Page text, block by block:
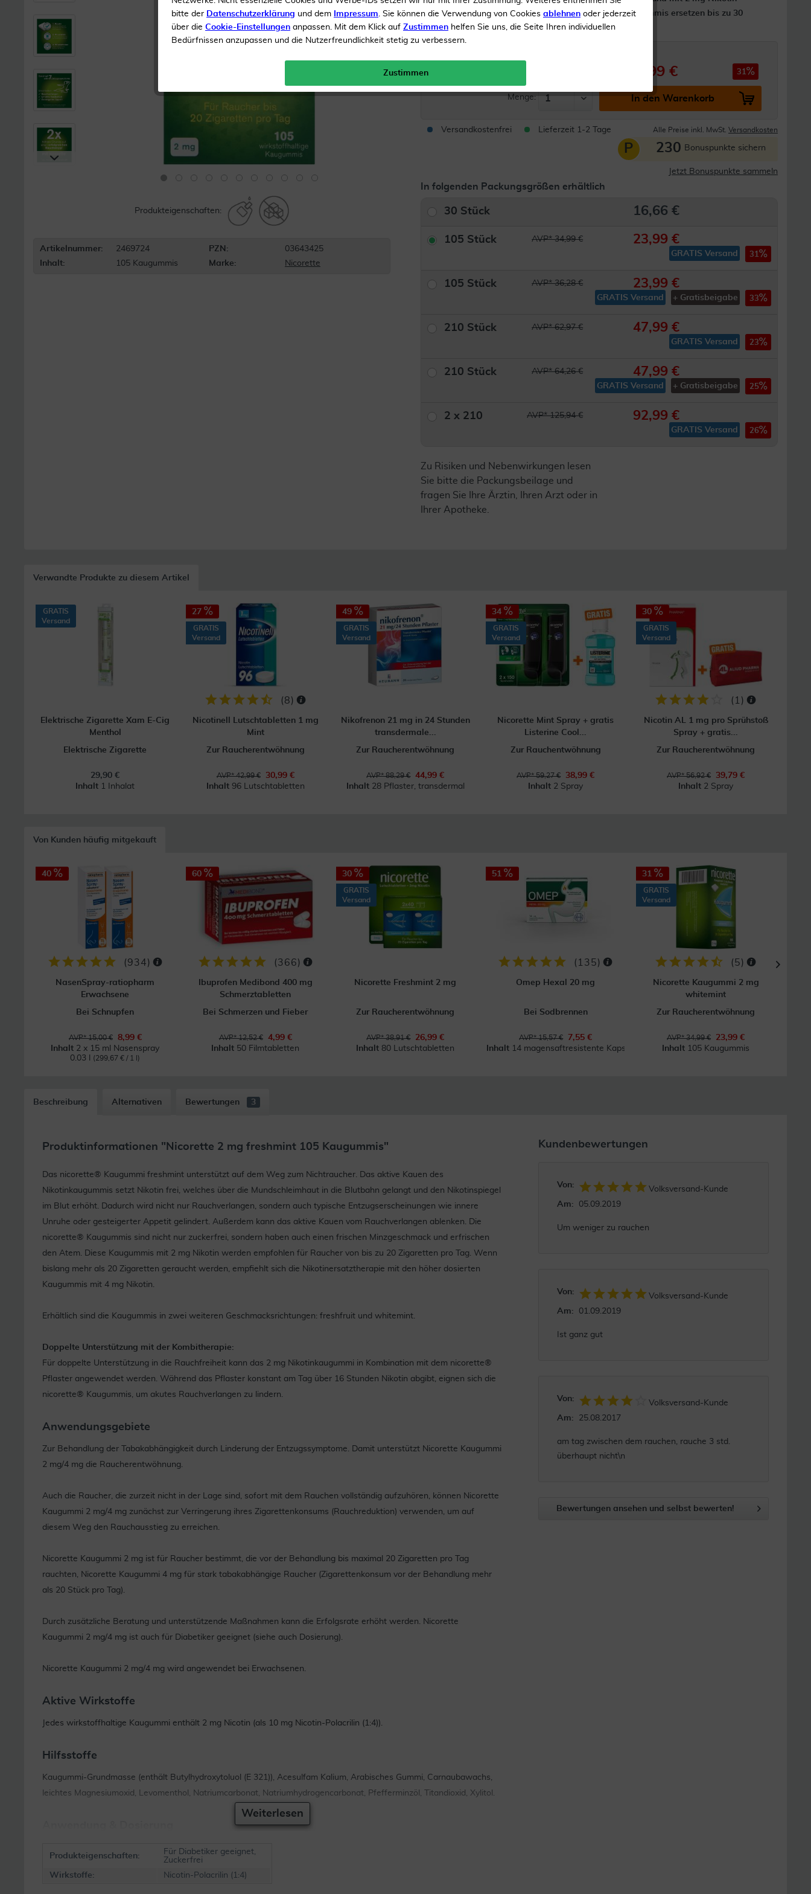
Raucherentwöhnung
30 Kaugummis ersetzen bis zu 30
Zigaretten
Produkteigenschaften:
Artikelnummer: 2469724 PZN:
03643425
Inhalt:
105 Kaugummis Marke: Nicorette
23,99 € 31
Menge: In den Warenkorb
Versandkostenfrei Lieferzeit 1-2 Tage Alle Preise inkl. MwSt. Versandkosten
P 230 Bonuspunkte sichern
Jetzt Bonuspunkte sammeln
In folgenden Packungsgrößen erhältlich
30 Stück 16,66 €
105 Stück AVP* 34,99 € 23,99 €
GRATIS Versand 31
105 Stück AVP* 36,28 € 23,99 €
GRATIS Versand + Gratisbeigabe 33
210 Stück AVP* 62,97 € 47,99 €
GRATIS Versand 23
210 Stück AVP* 64,26 € 47,99 €
GRATIS Versand + Gratisbeigabe 25
2 x 210 AVP* 125,94 € 92,99 €
GRATIS Versand 26
Zu Risiken und Nebenwirkungen lesen
Sie bitte die Packungsbeilage und
fragen Sie Ihre Ärztin, Ihren Arzt oder in
Ihrer Apotheke.
Verwandte Produkte zu diesem Artikel
GRATIS
Versand
Elektrische Zigarette Xam E-Cig
Menthol
Elektrische Zigarette
29,90 €
Inhalt 1 Inhalat
27
GRATIS
Versand
(8)
Nicotinell Lutschtabletten 1 mg
Mint
Zur Raucherentwöhnung
AVP* 42,99 €
30,99 €
Inhalt 96 Lutschtabletten
49
GRATIS
Versand
Nikofrenon 21 mg in 24 Stunden
transdermale...
Zur Raucherentwöhnung
AVP* 88,29 €
44,99 €
Inhalt 28 Pflaster, transdermal
34
GRATIS
Versand
Nicorette Mint Spray + gratis
Listerine Cool...
Zur Rauchentwöhnung
AVP* 59,27 €
38,99 €
Inhalt 2 Spray
30
GRATIS
Versand
( 1 )
Nicotin AL 1 mg pro Sprühstoß
Spray + gratis...
Zur Raucherentwöhnung
AVP* 56,92 €
39,79 €
Inhalt 2 Spray
Von Kunden häufig mitgekauft
40
(934)
NasenSpray-ratiopharm
Erwachsene
Bei Schnupfen
AVP* 15,00 €
8,99 €
Inhalt 2 x 15 ml Nasenspray
0.03 l
(299,67 € / 1 l)
60
(366)
Ibuprofen Medibond 400 mg
Schmerztabletten
Bei Schmerzen und Fieber
AVP* 12,52 €
4,99 €
Inhalt 50 Filmtabletten
30
GRATIS
Versand
Nicorette Freshmint 2 mg
Zur Raucherentwöhnung
AVP* 38,91 €
26,99 €
Inhalt 80 Lutschtabletten
51
( 135)
Omep Hexal 20 mg
Bei Sodbrennen
AVP* 15,57 €
7,55 €
Inhalt 14 magensaftresistente Kapseln
31
GRATIS
Versand
(5)
Nicorette Kaugummi 2 mg
whitemint
Zur Raucherentwöhnung
AVP* 34,99 €
23,99 €
Inhalt 105 Kaugummis
Beschreibung Alternativen Bewertungen 3
Produktinformationen "Nicorette 2 mg freshmint 105 Kaugummis"
Das nicorette® Kaugummi freshmint unterstützt auf dem Weg zum Nichtraucher. Das aktive Kauen des
Nikotinkaugummis setzt Nikotin frei, welches über die Mundschleimhaut in die Blutbahn gelangt und den Nikotinspiegel
im Blut erhöht. Dadurch wird nicht nur Rauchverlangen, sondern auch typische Entzugserscheinungen wie innere
Unruhe oder gesteigerter Appetit gelindert. Außerdem kann das aktive Kauen vom Rauchverlangen ablenken. Die
nicorette® Kaugummis sind nicht nur zuckerfrei, sondern haben auch einen frischen Minzgeschmack und erfrischen
den Atem. Diese Kaugummis mit 2 mg Nikotin werden empfohlen für Raucher von bis zu 20 Zigaretten pro Tag. Wenn
bislang mehr als 20 Zigaretten geraucht werden, empfiehlt sich die Nikotinersatztherapie mit den höher dosierten
Kaugummis mit 4 mg Nikotin.
Erhältlich sind die Kaugummis in zwei weiteren Geschmacksrichtungen: freshfruit und whitemint.
Doppelte Unterstützung mit der Kombitherapie:
Für doppelte Unterstützung in die Rauchfreiheit kann das 2 mg Nikotinkaugummi in Kombination mit dem nicorette®
Pflaster angewendet werden. Während das Pflaster konstant am Tag über 16 Stunden Nikotin abgibt, eignen sich die
nicorette® Kaugummis, um akutes Rauchverlangen zu lindern.
Anwendungsgebiete
Zur Behandlung der Tabakabhängigkeit durch Linderung der Entzugssymptome. Damit unterstützt Nicorette Kaugummi
2 mg/4 mg die Raucherentwöhnung.
Auch die Raucher, die zurzeit nicht in der Lage sind, sofort mit dem Rauchen vollständig aufzuhören, können Nicorette
Kaugummi 2 mg/4 mg zunächst zur Verringerung ihres Zigarettenkonsums (Rauchreduktion) verwenden, um auf
diesem Weg den Rauchausstieg zu erreichen.
Nicorette Kaugummi 2 mg ist für Raucher bestimmt, die vor der Behandlung bis maximal 20 Zigaretten pro Tag
rauchten, Nicorette Kaugummi 4 mg für stark tabakabhängige Raucher (Zigarettenkonsum vor der Behandlung mehr
als 20 Stück pro Tag).
Durch zusätzliche Beratung und unterstützende Maßnahmen kann die Erfolgsrate erhöht werden. Nicorette
Kaugummi 2 mg/4 mg ist auch für Diabetiker geeignet (siehe auch Dosierung).
Nicorette Kaugummi 2 mg/4 mg wird angewendet bei Erwachsenen.
Aktive Wirkstoffe
Jedes wirkstoffhaltige Kaugummi enthält 2 mg Nicotin (als 10 mg Nicotin-Polacrilin (1:4)).
Hilfsstoffe
Kaugummi-Grundmasse (enthält Butylhydroxytoluol (E 321)), Acesulfam Kalium, Arabisches Gummi, Carnaubawachs,
leichtes Magnesiumoxid, Levomenthol, Natriumcarbonat, Natriumhydrogencarbonat, Pfefferminzöl, Titandioxid, Xylitol.
Wenden Sie dieses Arzneimittel immer genau wie in dieser Packungsbeilage beschrieben bzw. genau nach der mit
Ihrer Ärztin, Ihrem Arzt oder Apotheker getroffenen Absprache an. Fragen Sie bei Ihrer Ärztin, Ihrem Arzt oder
Apotheker nach, wenn Sie sich nicht sicher sind.
Weiterlesen
Produkteigenschaften:
Für Diabetiker geeignet,
Zuckerfrei
Wirkstoffe:
Nicotin-Polacrilin (1:4)
Kundenbewertungen
Von:
Volksversand-Kunde
Am:
05.09.2019
Um weniger zu rauchen
Von:
Volksversand-Kunde
Am:
01.09.2019
Ist ganz gut
Von:
Volksversand-Kunde
Am:
25.08.2017
am tag zwischen dem rauchen, rauche 3 std.
überhaupt nicht\n
Bewertungen ansehen und selbst bewerten!
bitte der Datenschutzerklärung und dem Impressum. Sie können die Verwendung von Cookies ablehnen oder jederzeit
über die Cookie-Einstellungen anpassen. Mit dem Klick auf Zustimmen helfen Sie uns, die Seite Ihren individuellen
Bedürfnissen anzupassen und die Nutzerfreundlichkeit stetig zu verbessern.
Zustimmen